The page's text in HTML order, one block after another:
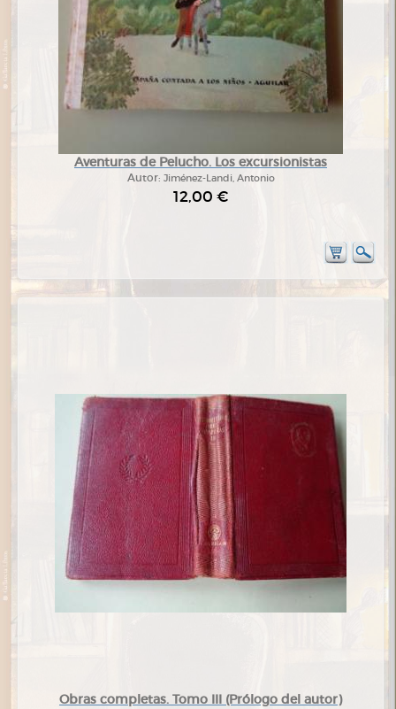
Aventuras de Pelucho. Los excursionistas
Autor: Jiménez-Landi, Antonio
12,00 €
Obras completas. Tomo III (Prólogo del autor)